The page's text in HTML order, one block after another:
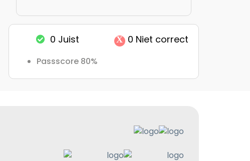
0 Juist X 0 Niet correct
Passscore 80%